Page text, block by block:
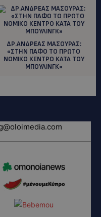
ΔΡ.ΑΝΔΡΕΑΣ ΜΑΣΟΥΡΑΣ:
«ΣΤΗΝ ΠΑΦΟ ΤΟ ΠΡΩΤΟ
ΝΟΜΙΚΟ ΚΕΝΤΡΟ ΚΑΤΑ ΤΟΥ
ΜΠΟΥΛΙΝΓΚ»